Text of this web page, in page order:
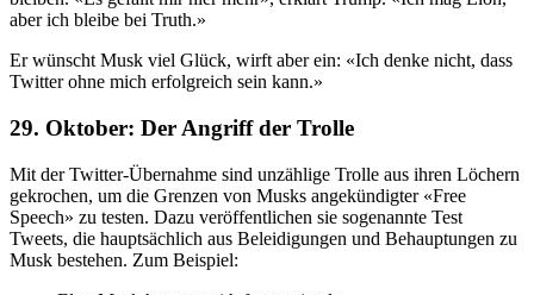
aber ich bleibe bei Truth.»
Er wünscht Musk viel Glück, wirft aber ein: «Ich denke nicht, dass
Twitter ohne mich erfolgreich sein kann.»
29. Oktober: Der Angriff der Trolle
Mit der Twitter-Übernahme sind unzählige Trolle aus ihren Löchern
gekrochen, um die Grenzen von Musks angekündigter «Free
Speech» zu testen. Dazu veröffentlichen sie sogenannte Test
Tweets, die hauptsächlich aus Beleidigungen und Behauptungen zu
Musk bestehen. Zum Beispiel: